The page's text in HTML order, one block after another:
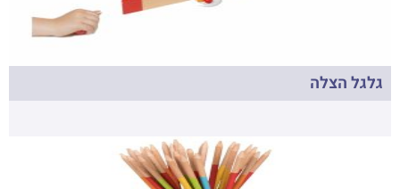
גלגל הצלה